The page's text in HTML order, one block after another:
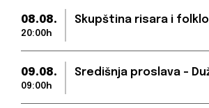
08.08.
20:00h
Skupština risara i
09.08.
09:00h
Središnja proslava –